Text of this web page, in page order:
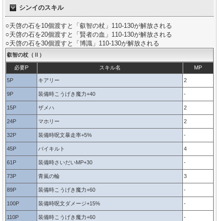
シンイのスキル
○天啓の石を10個渡すと「叡智の杖」110-130が解放される
○天啓の石を20個渡すと「賢者の血」110-130が解放される
○天啓の石を30個渡すと「博識」110-130が解放される
叡智の杖（Ⅱ）
必要P スキル名 MP
5P キアリー 2
9P 装備時こうげき魔力+40 -
15P ザメハ 2
24P マホリー 2
32P 装備時呪文暴走率+5% -
45P バイキルト 4
61P 装備時さいだいMP+30 -
73P 青嵐の輪 3
89P 装備時こうげき魔力+60 -
100P 装備時呪文ダメージ+15% -
110P 装備時こうげき魔力+60 -